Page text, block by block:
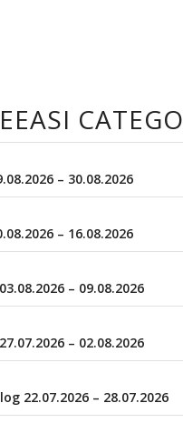
– 30.08.2026
– 16.08.2026
– 09.08.2026
– 02.08.2026
22.07.2026 – 28.07.2026